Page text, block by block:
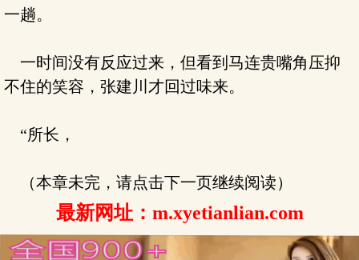
一趟。
一时间没有反应过来，但看到马连贵嘴角压抑
不住的笑容，张建川才回过味来。
“所长，
（本章未完，请点击下一页继续阅读）
最新网址：m.xyetianlian.com